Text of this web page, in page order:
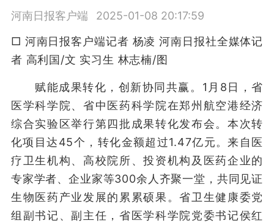
河南日报客户端
2025-01-08 20:17:59
□ 河南日报客户端记者 杨凌 河南日报社全媒体记
者 高利国/文 实习生 林志楠/图
赋能成果转化，创新协同共赢。1月8日，省
医学科学院、省中医药科学院在郑州航空港经济
综合实验区举行第四批成果转化发布会。本次转
化项目达45个，转化金额超过1.47亿元。来自医
疗卫生机构、高校院所、投资机构及医药企业的
专家学者、企业家等300余人齐聚一堂，共同见证
生物医药产业发展的累累硕果。省卫生健康委党
组副书记、副主任，省医学科学院党委书记侯红